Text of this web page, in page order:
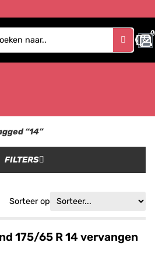
0
0
“14”
FILTERS
Sorteer op
175/65 R 14 vervangen